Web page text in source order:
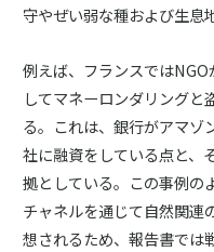
守やぜい弱な種および生息
例えば、フランスでは
してマネーロンダリングと
る。これは、銀行がアマゾ
社に融資をしている点と、
拠としている。この事例の
チャネルを通じて自然関連
想されるため、報告書では